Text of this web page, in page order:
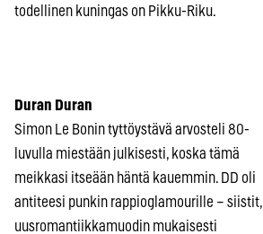
todellinen kuningas on Pikku-Riku.
Duran Duran
Simon Le Bonin tyttöystävä arvosteli 80-
luvulla miestään julkisesti, koska tämä
meikkasi itseään häntä kauemmin. DD oli
antiteesi punkin rappioglamourille – siistit,
uusromantiikkamuodin mukaisesti